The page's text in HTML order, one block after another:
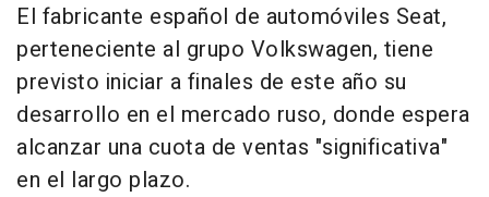
El fabricante español de automóviles Seat,
perteneciente al grupo Volkswagen, tiene
previsto iniciar a finales de este año su
desarrollo en el mercado ruso, donde espera
alcanzar una cuota de ventas "significativa"
en el largo plazo.